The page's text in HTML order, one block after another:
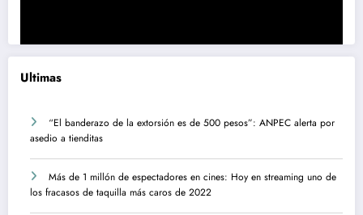
Ultimas
“El banderazo de la extorsión es de 500 pesos”: ANPEC alerta por
asedio a tienditas
Más de 1 millón de espectadores en cines: Hoy en streaming uno de
los fracasos de taquilla más caros de 2022